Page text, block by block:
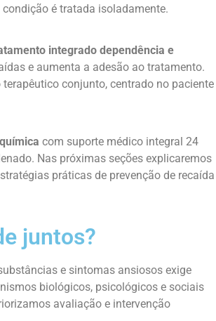
é tratada isoladamente.
integrado dependência e
e aumenta a adesão ao tratamento.
conjunto, centrado no paciente
com suporte médico integral 24
Nas próximas seções explicaremos
práticas de prevenção de recaída
juntos?
e sintomas ansiosos exige
biológicos, psicológicos e sociais
avaliação e intervenção